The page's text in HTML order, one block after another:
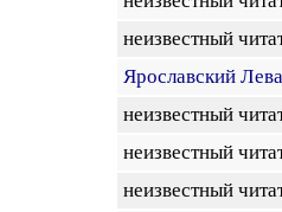
неизвестный
Ярославский
неизвестный
неизвестный
неизвестный